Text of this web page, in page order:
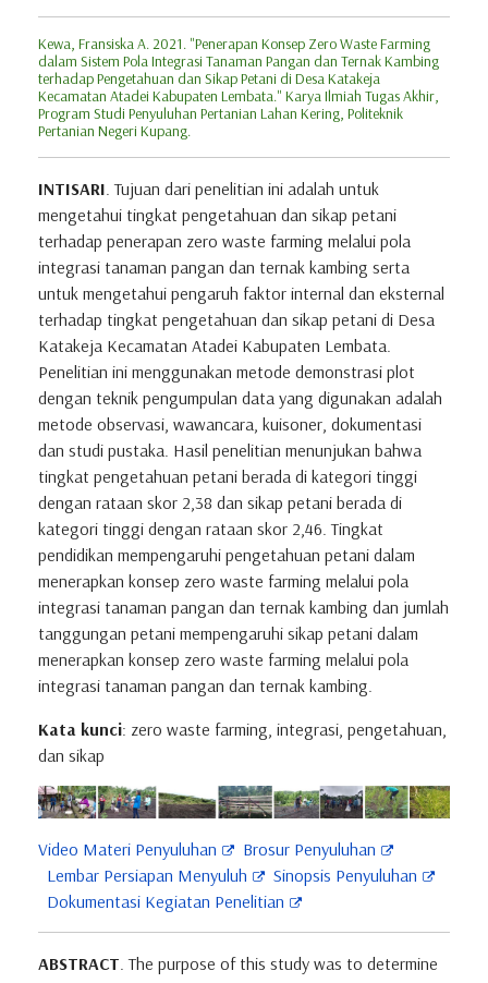
Kewa, Fransiska A. 2021. "Penerapan Konsep Zero Waste Farming
dalam Sistem Pola Integrasi Tanaman Pangan dan Ternak Kambing
terhadap Pengetahuan dan Sikap Petani di Desa Katakeja
Kecamatan Atadei Kabupaten Lembata." Karya Ilmiah Tugas Akhir,
Program Studi Penyuluhan Pertanian Lahan Kering, Politeknik
Pertanian Negeri Kupang.
INTISARI . Tujuan dari penelitian ini adalah untuk
mengetahui tingkat pengetahuan dan sikap petani
terhadap penerapan zero waste farming melalui pola
integrasi tanaman pangan dan ternak kambing serta
untuk mengetahui pengaruh faktor internal dan eksternal
terhadap tingkat pengetahuan dan sikap petani di Desa
Katakeja Kecamatan Atadei Kabupaten Lembata.
Penelitian ini menggunakan metode demonstrasi plot
dengan teknik pengumpulan data yang digunakan adalah
metode observasi, wawancara, kuisoner, dokumentasi
dan studi pustaka. Hasil penelitian menunjukan bahwa
tingkat pengetahuan petani berada di kategori tinggi
dengan rataan skor 2,38 dan sikap petani berada di
kategori tinggi dengan rataan skor 2,46. Tingkat
pendidikan mempengaruhi pengetahuan petani dalam
menerapkan konsep zero waste farming melalui pola
integrasi tanaman pangan dan ternak kambing dan jumlah
tanggungan petani mempengaruhi sikap petani dalam
menerapkan konsep zero waste farming melalui pola
integrasi tanaman pangan dan ternak kambing.
Kata kunci: zero waste farming, integrasi, pengetahuan,
dan sikap
Video Materi Penyuluhan
Brosur Penyuluhan
Lembar Persiapan Menyuluh
Sinopsis Penyuluhan
Dokumentasi Kegiatan Penelitian
ABSTRACT. The purpose of this study was to determine